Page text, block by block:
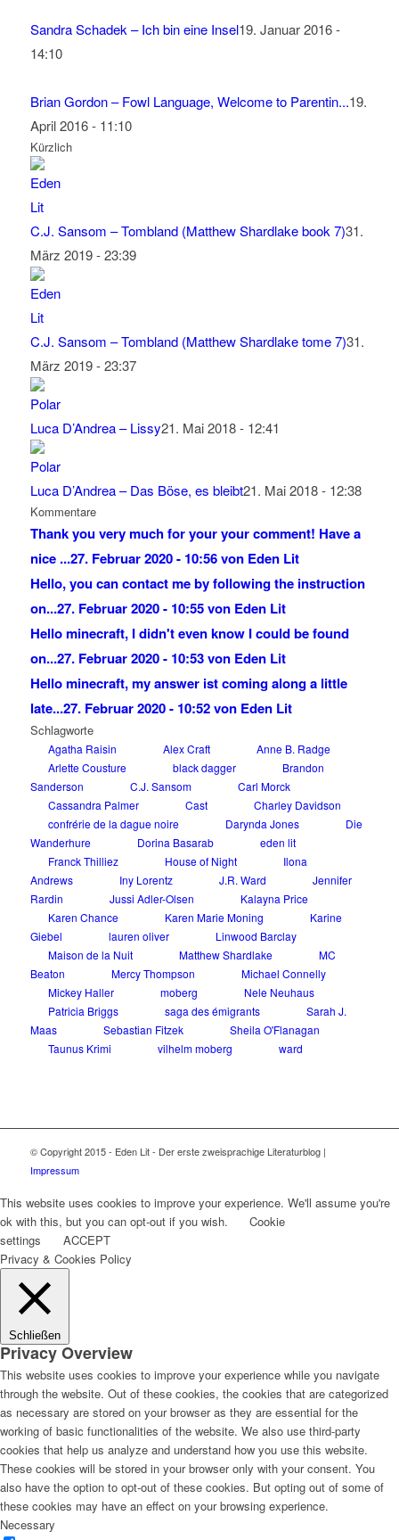
Sandra Schadek – Ich bin eine Insel19. Januar 2016 -
14:10
Brian Gordon – Fowl Language, Welcome to Parentin...19.
April 2016 - 11:10
Kürzlich
C.J. Sansom – Tombland (Matthew Shardlake book 7)31.
März 2019 - 23:39
C.J. Sansom – Tombland (Matthew Shardlake tome 7)31.
März 2019 - 23:37
Luca D’Andrea – Lissy21. Mai 2018 - 12:41
Luca D’Andrea – Das Böse, es bleibt21. Mai 2018 - 12:38
Kommentare
Thank you very much for your your comment! Have a
nice ...27. Februar 2020 - 10:56 von Eden Lit
Hello, you can contact me by following the instruction
on...27. Februar 2020 - 10:55 von Eden Lit
Hello minecraft, I didn't even know I could be found
on...27. Februar 2020 - 10:53 von Eden Lit
Hello minecraft, my answer ist coming along a little
late...27. Februar 2020 - 10:52 von Eden Lit
Schlagworte
Agatha Raisin Alex Craft
Anne B. Radge
Arlette Cousture
black dagger
Brandon
Sanderson
C.J. Sansom
Carl Morck
Cassandra Palmer
Cast
Charley Davidson
confrérie de la dague noire
Darynda Jones
Die
Wanderhure
Dorina Basarab
eden lit
Franck Thilliez
House of Night
Ilona
Andrews
Iny Lorentz J.R. Ward
Jennifer
Rardin
Jussi Adler-Olsen
Kalayna Price
Karen Chance
Karen Marie Moning
Karine
Giebel
lauren oliver
Linwood Barclay
Maison de la Nuit
Matthew Shardlake
MC
Beaton
Mercy Thompson
Michael Connelly
Mickey Haller
moberg
Nele Neuhaus
Patricia Briggs
saga des émigrants
Sarah J.
Maas
Sebastian Fitzek
Sheila O'Flanagan
Taunus Krimi
vilhelm moberg ward
© Copyright 2015 - Eden Lit - Der erste zweisprachige Literaturblog |
Impressum
This website uses cookies to improve your experience. We'll assume you're
ok with this, but you can opt-out if you wish.
Cookie
settings
ACCEPT
Privacy & Cookies Policy
Schließen
Privacy Overview
This website uses cookies to improve your experience while you navigate
through the website. Out of these cookies, the cookies that are categorized
as necessary are stored on your browser as they are essential for the
working of basic functionalities of the website. We also use third-party
cookies that help us analyze and understand how you use this website.
These cookies will be stored in your browser only with your consent. You
also have the option to opt-out of these cookies. But opting out of some of
these cookies may have an effect on your browsing experience.
Necessary